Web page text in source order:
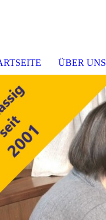
ÜBER UNS